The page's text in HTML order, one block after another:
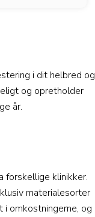
i dit helbred og
og opretholder
år.
forskellige klinikker.
materialesorter
omkostningerne, og